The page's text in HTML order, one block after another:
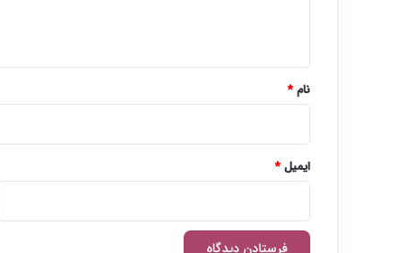
نام*
ایمیل*